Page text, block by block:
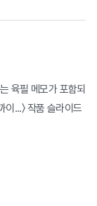
육필 메모가 포함되
...〉 작품 슬라이드